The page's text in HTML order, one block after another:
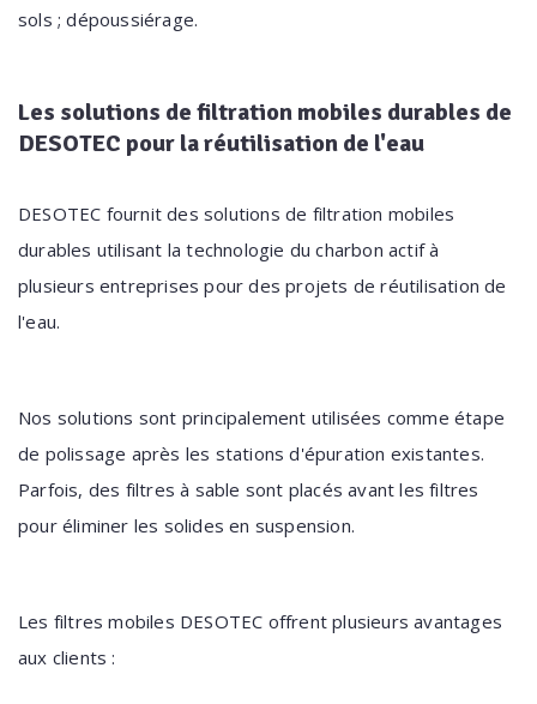
sols ; dépoussiérage.
Les solutions de filtration mobiles durables de
DESOTEC pour la réutilisation de l'eau
DESOTEC fournit des solutions de filtration mobiles
durables utilisant la technologie du charbon actif à
plusieurs entreprises pour des projets de réutilisation de
l'eau.
Nos solutions sont principalement utilisées comme étape
de polissage après les stations d'épuration existantes.
Parfois, des filtres à sable sont placés avant les filtres
pour éliminer les solides en suspension.
Les filtres mobiles DESOTEC offrent plusieurs avantages
aux clients :